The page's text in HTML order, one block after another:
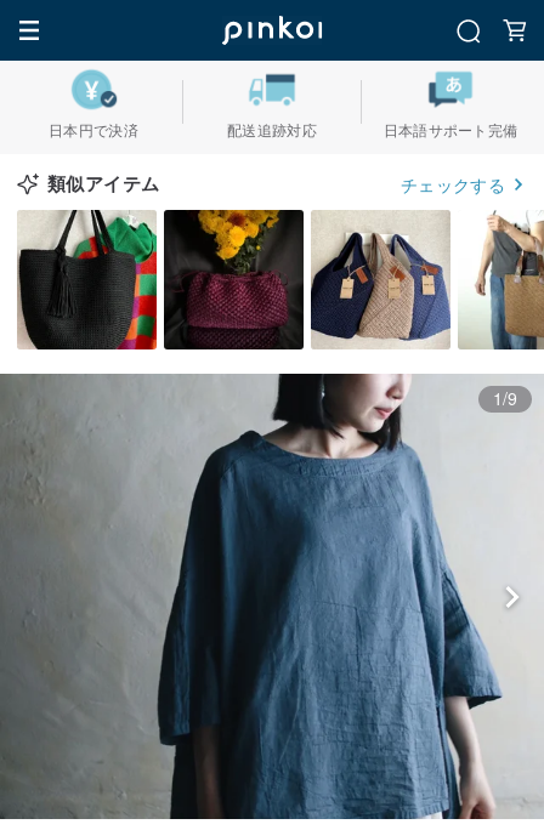
日本円で決済 配送追跡対応 日本語サポート完備
類似アイテム チェックする
1/9